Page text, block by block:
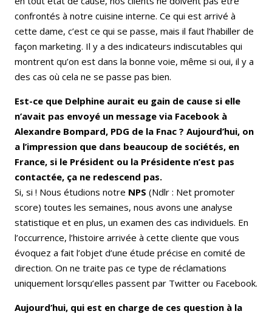
confrontés à notre cuisine interne. Ce qui est arrivé à
cette dame, c’est ce qui se passe, mais il faut l’habiller de
façon marketing. Il y a des indicateurs indiscutables qui
montrent qu’on est dans la bonne voie, même si oui, il y a
des cas où cela ne se passe pas bien.
Est-ce que Delphine aurait eu gain de cause si elle
n’avait pas envoyé un message via Facebook à
Alexandre Bompard, PDG de la Fnac ? Aujourd’hui, on
a l’impression que dans beaucoup de sociétés, en
France, si le Président ou la Présidente n’est pas
contactée, ça ne redescend pas.
Si, si ! Nous étudions notre NPS (Ndlr : Net promoter
score) toutes les semaines, nous avons une analyse
statistique et en plus, un examen des cas individuels. En
l’occurrence, l’histoire arrivée à cette cliente que vous
évoquez a fait l’objet d’une étude précise en comité de
direction. On ne traite pas ce type de réclamations
uniquement lorsqu’elles passent par Twitter ou Facebook.
Aujourd’hui, qui est en charge de ces question à la